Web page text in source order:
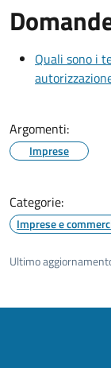
Quali sono i
Argomenti:
Imprese
Categorie:
Imprese e
Ultimo